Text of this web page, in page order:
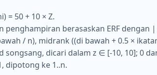
= 50 + 10 × Z.
berasaskan ERF dengan
/ n), midrank ((di bawah + 0.5 ×
dicari dalam z ∈ [-10, 10]; 0
dipotong ke 1..n.